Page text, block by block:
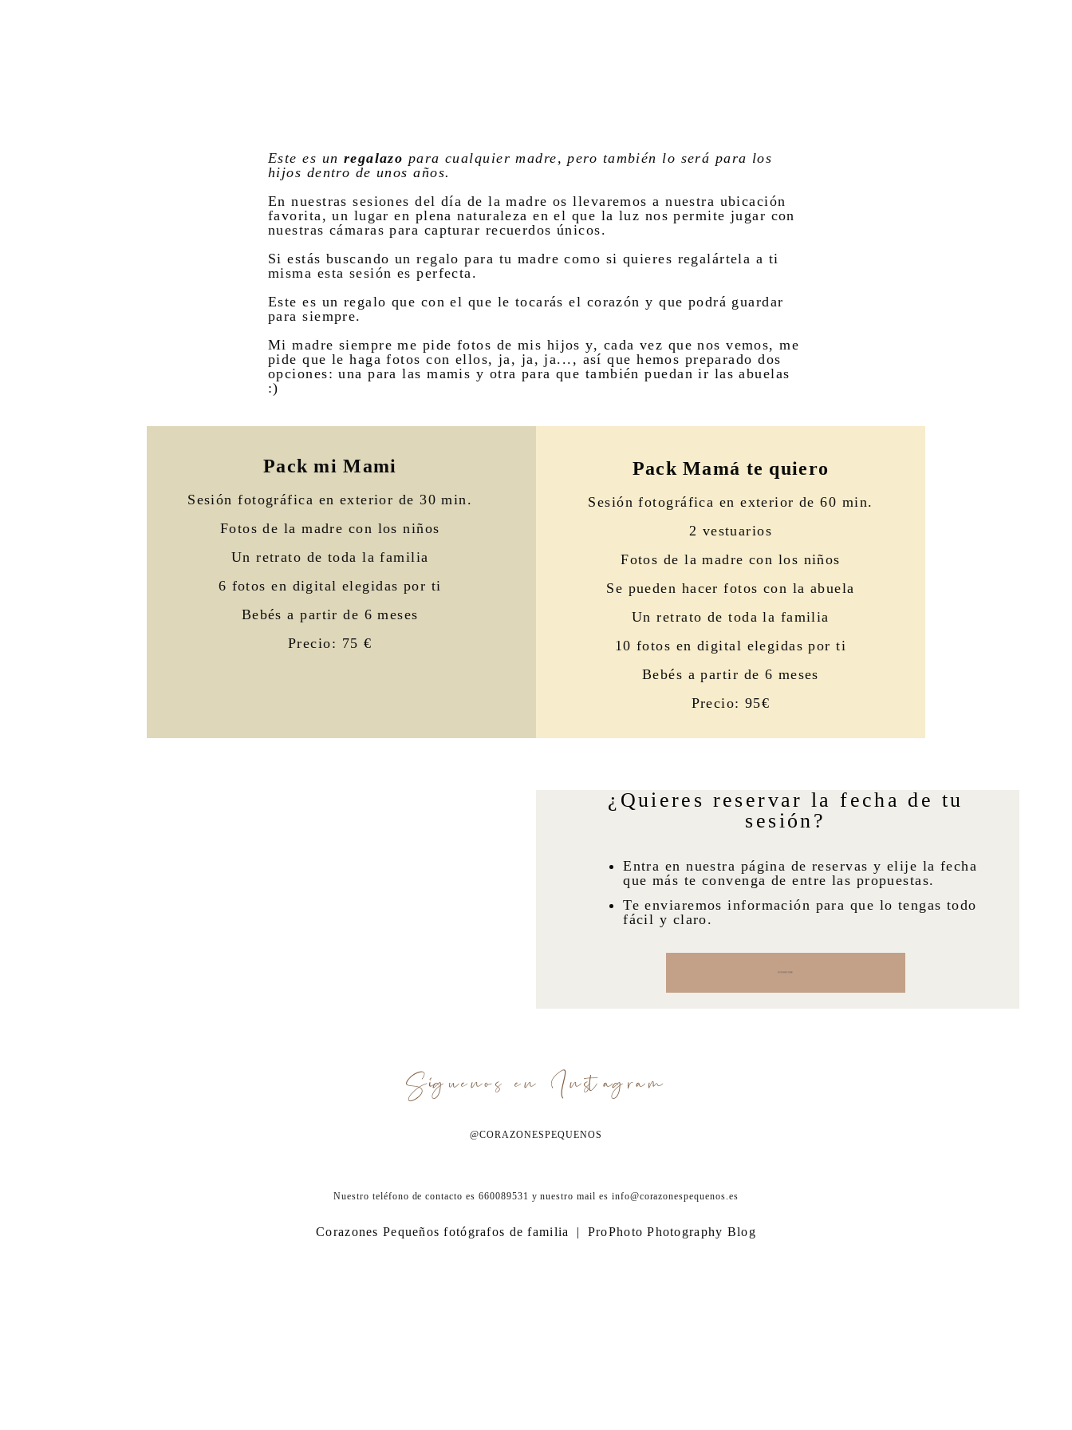
Este es un regalazo para cualquier madre, pero también lo será para los
hijos dentro de unos años.
En nuestras sesiones del día de la madre os llevaremos a nuestra ubicación
favorita, un lugar en plena naturaleza en el que la luz nos permite jugar con
nuestras cámaras para capturar recuerdos únicos.
Si estás buscando un regalo para tu madre como si quieres regalártela a ti
misma esta sesión es perfecta.
Este es un regalo que con el que le tocarás el corazón y que podrá guardar
para siempre.
Mi madre siempre me pide fotos de mis hijos y, cada vez que nos vemos, me
pide que le haga fotos con ellos, ja, ja, ja..., así que hemos preparado dos
opciones: una para las mamis y otra para que también puedan ir las abuelas
:)
Pack mi Mami
Sesión fotográfica en exterior de 30 min.
Fotos de la madre con los niños
Un retrato de toda la familia
6 fotos en digital elegidas por ti
Bebés a partir de 6 meses
Precio: 75 €
Pack Mamá te quiero
Sesión fotográfica en exterior de 60 min.
2 vestuarios
Fotos de la madre con los niños
Se pueden hacer fotos con la abuela
Un retrato de toda la familia
10 fotos en digital elegidas por ti
Bebés a partir de 6 meses
Precio: 95€
¿Quieres reservar la fecha de tu
sesión?
Entra en nuestra página de reservas y elije la fecha
que más te convenga de entre las propuestas.
Te enviaremos información para que lo tengas todo
fácil y claro.
Síguenos en Instagram
@CORAZONESPEQUENOS
Nuestro teléfono de contacto es 660089531 y nuestro mail es info@corazonespequenos.es
Corazones Pequeños fotógrafos de familia | ProPhoto Photography Blog